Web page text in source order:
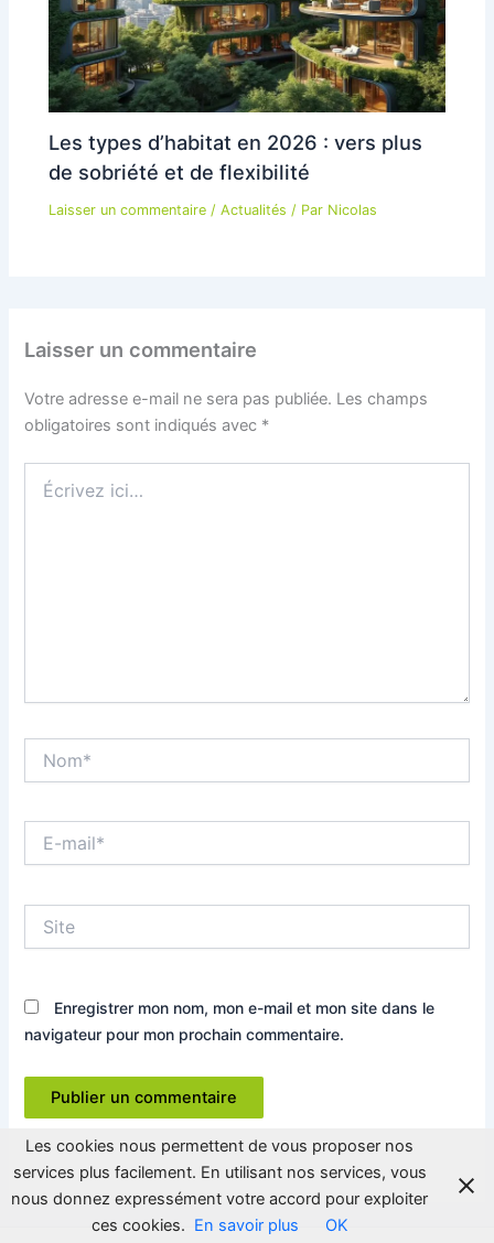
Les types d’habitat en 2026 : vers plus
de sobriété et de flexibilité
Laisser un commentaire /Actualités / Par Nicolas
Laisser un commentaire
Votre adresse e-mail ne sera pas publiée. Les champs
obligatoires sont indiqués avec *
ici…
mail*
Enregistrer mon nom, mon e-mail et mon site dans le
navigateur pour mon prochain commentaire.
Les cookies nous permettent de vous proposer nos
services plus facilement. En utilisant nos services, vous
nous donnez expressément votre accord pour exploiter
ces cookies. En savoir plus OK